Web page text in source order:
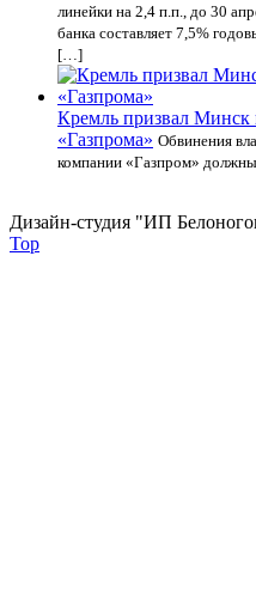
линейки на 2,4 п.п., до 30
банка составляет 7,5%
[…]
Кремль призвал Минск
«Газпрома» Обвинения
компании «Газпром»
Дизайн-студия "ИП
Top